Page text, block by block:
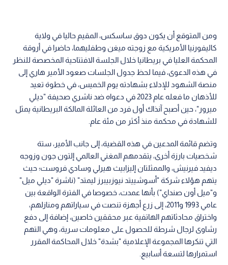
ومن المتوقع أن يكون دوق ساسكس، المقيم حاليا في ولاية
كاليفورنيا الأمريكية مع زوجته ميغن وطفليهما، حاضرا في أروقة
المحكمة العليا في بريطانيا خلال الجلسة الافتتاحية المخصصة للنظر
في هذه الدعوى، فيما لحظ جدول الجلسات صعود الأمير هاري إلى
منصة الشهود للإدلاء بشهادته يوم الخميس، في خطوة تعيد
للأذهان ما فعله عام 2023 في دعواه ضد ناشري صحيفة "ديلي
ميرور"، حين أصبح آنذاك أول فرد من العائلة المالكة البريطانية يمثل
للشهادة في محكمة منذ أكثر من مئة عام.
وتضم قائمة المدعين في هذه القضية، إلى جانب الأمير، ستة
شخصيات بارزة أخرى، يتقدمهم المغني العالمي إلتون جون وزوجه
ديفيد فيرنيش، والممثلتان إليزابيث هيرلي وسادي فروست؛ حيث
يتهم هؤلاء شركة "أسوشييتد نيوزبيبرز ليمتد" (ناشرة "ديلي ميل"
و"ميل أون صنداي") بأنها عمدت، خصوصا في الفترة الواقعة بين
عامي 1993 و2011، إلى زرع أجهزة تنصت في سياراتهم ومنازلهم،
واختراق محادثاتهم الهاتفية عبر محققين خاصين، إضافة إلى دفع
رشاوى لرجال شرطة للحصول على معلومات سرية، وهي التهم
التي تنكرها المجموعة الإعلامية "بشدة" خلال المحاكمة المقرر
استمرارها لتسعة أسابيع.